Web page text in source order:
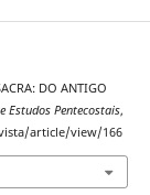
DO ANTIGO
Estudos Pentecostais,
article/view/166